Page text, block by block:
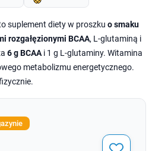
suplement diety w proszku o smaku
rozgałęzionymi BCAA, L-glutaminą i
6 g BCAA i 1 g L-glutaminy. Witamina
metabolizmu energetycznego.